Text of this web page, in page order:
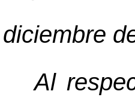
diciembre
Al